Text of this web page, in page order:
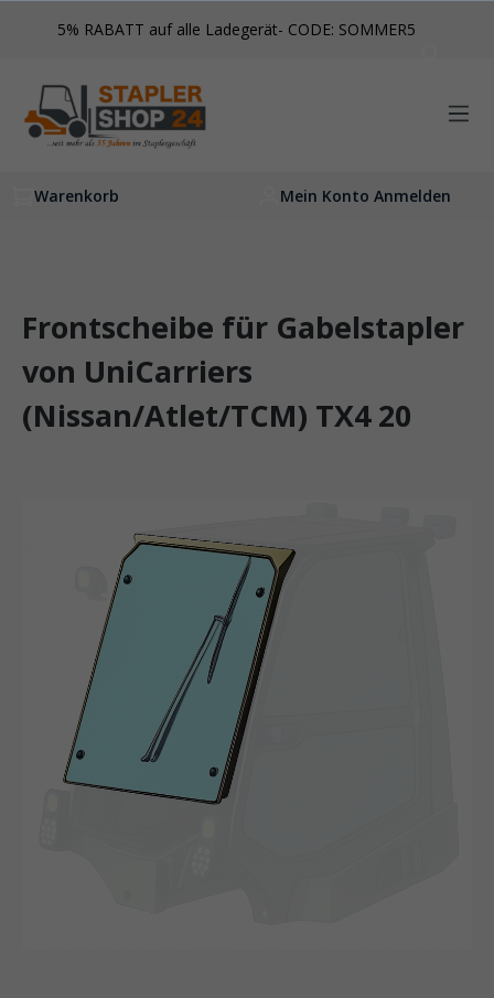
springen
5% RABATT auf alle Ladegerät- CODE: SOMMER5
Mein Konto Anmelden
Warenkorb
Frontscheibe für Gabelstapler
von UniCarriers
(Nissan/Atlet/TCM) TX4 20